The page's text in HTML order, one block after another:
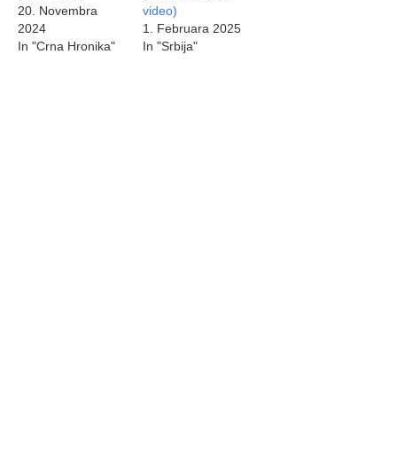
20. Novembra
2024
In "Crna Hronika"
video)
1. Februara 2025
In "Srbija"